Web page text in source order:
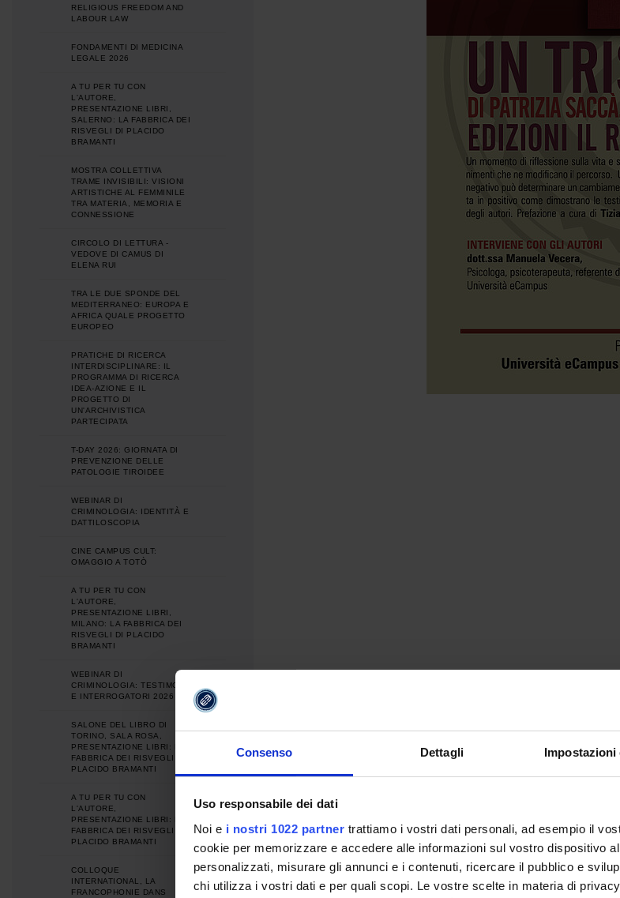
Consenso Dettagli
Uso responsabile dei dati
Noi e i nostri 1022 partner trattiamo i vostri dati personali, ad esempio il
cookie per memorizzare e accedere alle informazioni sul vostro dispositivo
personalizzati, misurare gli annunci e i contenuti, ricercare il pubblico e
chi utilizza i vostri dati e per quali scopi. Le vostre scelte in materia di
RELIGIOUS FREEDOM AND
LABOUR LAW
FONDAMENTI DI MEDICINA
LEGALE 2026
A TU PER TU CON
L'AUTORE,
PRESENTAZIONE LIBRI,
SALERNO: LA FABBRICA DEI
RISVEGLI DI PLACIDO
BRAMANTI
MOSTRA COLLETTIVA
TRAME INVISIBILI: VISIONI
ARTISTICHE AL FEMMINILE
TRA MATERIA, MEMORIA E
CONNESSIONE
CIRCOLO DI LETTURA -
VEDOVE DI CAMUS DI
ELENA RUI
TRA LE DUE SPONDE DEL
MEDITERRANEO: EUROPA E
AFRICA QUALE PROGETTO
EUROPEO
PRATICHE DI RICERCA
INTERDISCIPLINARE: IL
PROGRAMMA DI RICERCA
IDEA-AZIONE E IL
PROGETTO DI
UN'ARCHIVISTICA
PARTECIPATA
T-DAY 2026: GIORNATA DI
PREVENZIONE DELLE
PATOLOGIE TIROIDEE
WEBINAR DI
CRIMINOLOGIA: IDENTITÀ E
DATTILOSCOPIA
CINE CAMPUS CULT:
OMAGGIO A TOTÒ
A TU PER TU CON
L'AUTORE,
PRESENTAZIONE LIBRI,
MILANO: LA FABBRICA DEI
RISVEGLI DI PLACIDO
BRAMANTI
WEBINAR DI
CRIMINOLOGIA: TESTIMONI
E INTERROGATORI 2026
SALONE DEL LIBRO DI
TORINO, SALA ROSA,
PRESENTAZIONE LIBRI: LA
FABBRICA DEI RISVEGLI DI
PLACIDO BRAMANTI
A TU PER TU CON
L'AUTORE,
PRESENTAZIONE LIBRI: LA
FABBRICA DEI RISVEGLI DI
PLACIDO BRAMANTI
COLLOQUE
INTERNATIONAL, LA
FRANCOPHONIE DANS